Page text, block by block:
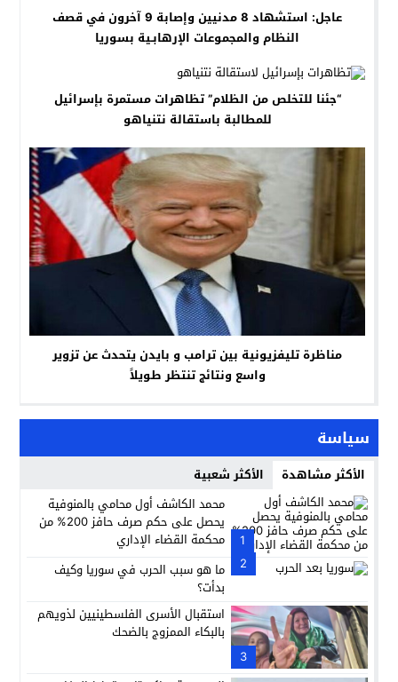
عاجل: استشهاد 8 مدنيين وإصابة 9 آخرون في قصف
النظام والمجموعات الإرهابـية بسوريا
“جئنا للتخلص من الظلام” تظاهرات مستمرة بإسرائيل
للمطالبة باستقالة نتنياهو
مناظرة تليفزيونية بين ترامب و بايدن يتحدث عن تزوير
واسع ونتائج تنتظر طويلاً
سياسة
الأكثر مشاهدة الأكثر شعبية
1
محمد الكاشف أول محامي بالمنوفية
يحصل على حكم صرف حافز 200% من
محكمة القضاء الإداري
2
ما هو سبب الحرب في سوريا وكيف
بدأت؟
3
استقبال الأسرى الفلسطينيين لذويهم
بالبكاء الممزوج بالضحك